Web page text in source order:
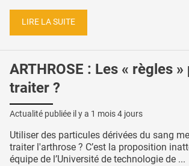
LIRE LA SUITE
ARTHROSE : Les « règles
traiter ?
Actualité publiée il y a 1 mois 4 jours
Utiliser des particules dérivées du sang
traiter l'arthrose ? C’est la proposition
équipe de l’Université de technologie de ...